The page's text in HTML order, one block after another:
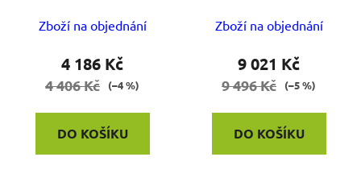
Zboží na objednání
4 186 Kč
4 406 Kč (–4 %)
DO KOŠÍKU
Zboží na objednání
9 021 Kč
9 496 Kč (–5 %)
DO KOŠÍKU